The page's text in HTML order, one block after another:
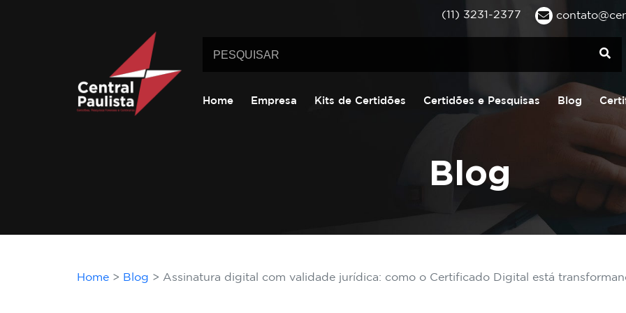
(11) 3231-2377
Home Empresa Kits de Certidões Certidões e Pesquisas Blog
Blog
Home Blog Assinatura digital com validade jurídica: como o Certificado Digital está